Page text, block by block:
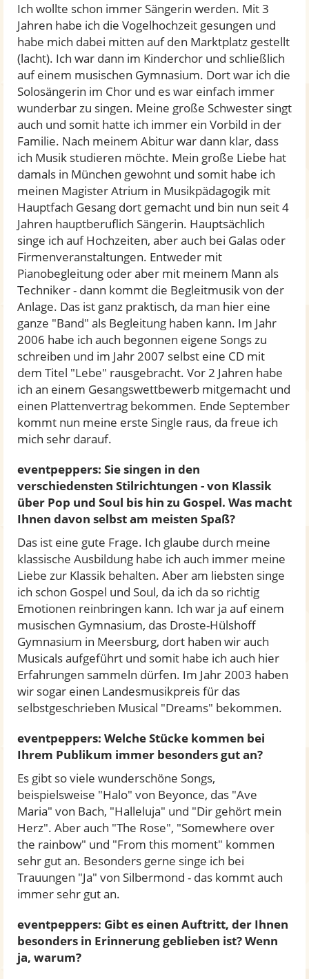
Ich wollte schon immer Sängerin werden. Mit 3
Jahren habe ich die Vogelhochzeit gesungen und
habe mich dabei mitten auf den Marktplatz gestellt
(lacht). Ich war dann im Kinderchor und schließlich
auf einem musischen Gymnasium. Dort war ich die
Solosängerin im Chor und es war einfach immer
wunderbar zu singen. Meine große Schwester singt
auch und somit hatte ich immer ein Vorbild in der
Familie. Nach meinem Abitur war dann klar, dass
ich Musik studieren möchte. Mein große Liebe hat
damals in München gewohnt und somit habe ich
meinen Magister Atrium in Musikpädagogik mit
Hauptfach Gesang dort gemacht und bin nun seit 4
Jahren hauptberuflich Sängerin. Hauptsächlich
singe ich auf Hochzeiten, aber auch bei Galas oder
Firmenveranstaltungen. Entweder mit
Pianobegleitung oder aber mit meinem Mann als
Techniker - dann kommt die Begleitmusik von der
Anlage. Das ist ganz praktisch, da man hier eine
ganze "Band" als Begleitung haben kann. Im Jahr
2006 habe ich auch begonnen eigene Songs zu
schreiben und im Jahr 2007 selbst eine CD mit
dem Titel "Lebe" rausgebracht. Vor 2 Jahren habe
ich an einem Gesangswettbewerb mitgemacht und
einen Plattenvertrag bekommen. Ende September
kommt nun meine erste Single raus, da freue ich
mich sehr darauf.
eventpeppers: Sie singen in den
verschiedensten Stilrichtungen - von Klassik
über Pop und Soul bis hin zu Gospel. Was macht
Ihnen davon selbst am meisten Spaß?
Das ist eine gute Frage. Ich glaube durch meine
klassische Ausbildung habe ich auch immer meine
Liebe zur Klassik behalten. Aber am liebsten singe
ich schon Gospel und Soul, da ich da so richtig
Emotionen reinbringen kann. Ich war ja auf einem
musischen Gymnasium, das Droste-Hülshoff
Gymnasium in Meersburg, dort haben wir auch
Musicals aufgeführt und somit habe ich auch hier
Erfahrungen sammeln dürfen. Im Jahr 2003 haben
wir sogar einen Landesmusikpreis für das
selbstgeschrieben Musical "Dreams" bekommen.
eventpeppers: Welche Stücke kommen bei
Ihrem Publikum immer besonders gut an?
Es gibt so viele wunderschöne Songs,
beispielsweise "Halo" von Beyonce, das "Ave
Maria" von Bach, "Halleluja" und "Dir gehört mein
Herz". Aber auch "The Rose", "Somewhere over
the rainbow" und "From this moment" kommen
sehr gut an. Besonders gerne singe ich bei
Trauungen "Ja" von Silbermond - das kommt auch
immer sehr gut an.
eventpeppers: Gibt es einen Auftritt, der Ihnen
besonders in Erinnerung geblieben ist? Wenn
ja, warum?